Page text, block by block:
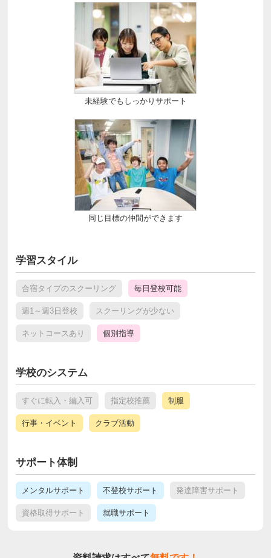
未経験でもしっかりサポート
同じ目標の仲間ができます
学習スタイル
合宿タイプのスクーリング 毎日登校可能
週1～週3日登校 スクーリングが少ない
ネットコースあり 個別指導
学校のシステム
すぐに転入・編入可 指定校推薦 制服
行事・イベント クラブ活動
サポート体制
メンタルサポート 不登校サポート 発達障害サポート
資格取得サポート 就職サポート